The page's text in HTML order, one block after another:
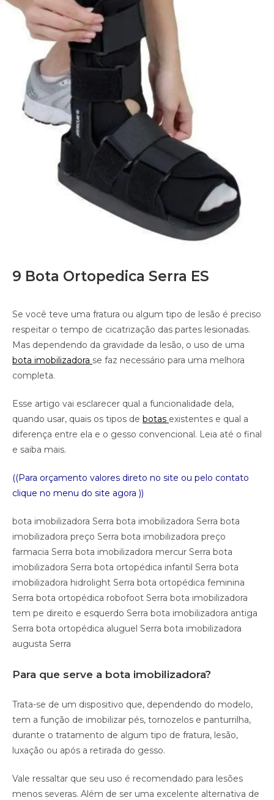
9 Bota Ortopedica Serra ES
Se você teve uma fratura ou algum tipo de lesão é preciso
respeitar o tempo de cicatrização das partes lesionadas.
Mas dependendo da gravidade da lesão, o uso de uma
bota imobilizadora se faz necessário para uma melhora
completa.
Esse artigo vai esclarecer qual a funcionalidade dela,
quando usar, quais os tipos de botas existentes e qual a
diferença entre ela e o gesso convencional. Leia até o final
e saiba mais.
((Para orçamento valores direto no site ou pelo contato
clique no menu do site agora ))
bota imobilizadora Serra bota imobilizadora Serra bota
imobilizadora preço Serra bota imobilizadora preço
farmacia Serra bota imobilizadora mercur Serra bota
imobilizadora Serra bota ortopédica infantil Serra bota
imobilizadora hidrolight Serra bota ortopédica feminina
Serra bota ortopédica robofoot Serra bota imobilizadora
tem pe direito e esquerdo Serra bota imobilizadora antiga
Serra bota ortopédica aluguel Serra bota imobilizadora
augusta Serra
Para que serve a bota imobilizadora?
Trata-se de um dispositivo que, dependendo do modelo,
tem a função de imobilizar pés, tornozelos e panturrilha,
durante o tratamento de algum tipo de fratura, lesão,
luxação ou após a retirada do gesso.
Vale ressaltar que seu uso é recomendado para lesões
menos severas. Além de ser uma excelente alternativa de